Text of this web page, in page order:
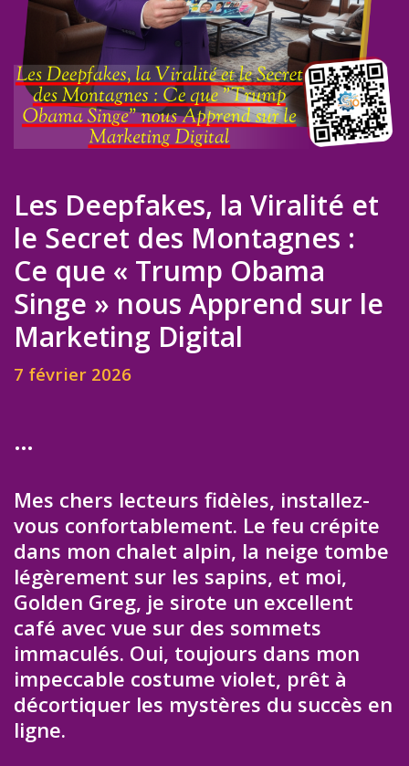
Les Deepfakes, la Viralité et
le Secret des Montagnes :
Ce que « Trump Obama
Singe » nous Apprend sur le
Marketing Digital
7 février 2026
…
Mes chers lecteurs fidèles, installez-
vous confortablement. Le feu crépite
dans mon chalet alpin, la neige tombe
légèrement sur les sapins, et moi,
Golden Greg, je sirote un excellent
café avec vue sur des sommets
immaculés. Oui, toujours dans mon
impeccable costume violet, prêt à
décortiquer les mystères du succès en
ligne.